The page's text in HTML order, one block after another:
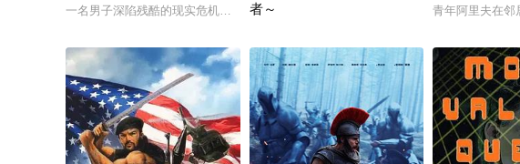
一名男子深陷残酷的现实危机，昔日儿时的挚友竟然暗中陷害，企图毁掉他的事业。
者～
青年阿里夫在邻